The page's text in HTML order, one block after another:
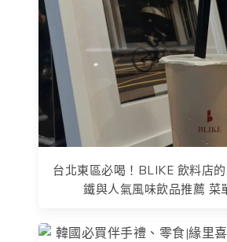
台北東區必喝！BLIKE 飲料店
鐵與人氣風味飲品推薦 菜